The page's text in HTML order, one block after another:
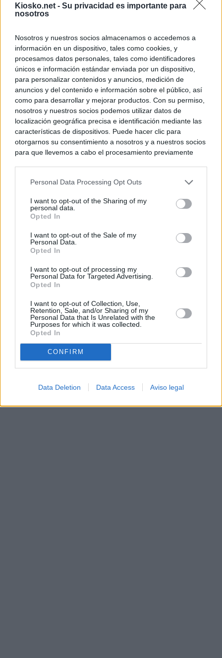
Kiosko.net - Su privacidad es importante para
nosotros
Nosotros y nuestros socios almacenamos o accedemos a
información en un dispositivo, tales como cookies, y
procesamos datos personales, tales como identificadores
únicos e información estándar enviada por un dispositivo,
para personalizar contenidos y anuncios, medición de
anuncios y del contenido e información sobre el público, así
como para desarrollar y mejorar productos. Con su permiso,
nosotros y nuestros socios podemos utilizar datos de
localización geográfica precisa e identificación mediante las
características de dispositivos. Puede hacer clic para
otorgarnos su consentimiento a nosotros y a nuestros socios
para que llevemos a cabo el procesamiento previamente
negar su consentimiento. Tenga en cuenta que algún
de su consentimiento, pero usted tiene el derecho de
rechazar tal procesamiento. Sus preferencias se aplicarán
cualquier momento entrando de nuevo en este sitio web o
visitando nuestra política de privacidad.
Personal Data Processing Opt Outs
I want to opt-out of the Sharing of my
personal data.
Opted In
I want to opt-out of the Sale of my
Personal Data.
Opted In
I want to opt-out of processing my
Personal Data for Targeted Advertising.
Opted In
I want to opt-out of Collection, Use,
Retention, Sale, and/or Sharing of my
Personal Data that Is Unrelated with the
Purposes for which it was collected.
Opted In
CONFIRM
Data Deletion Data Access Aviso legal